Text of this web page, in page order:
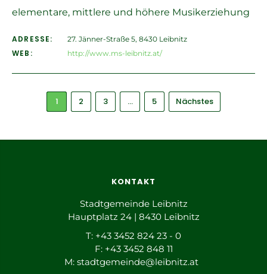
elementare, mittlere und höhere Musikerziehung
ADRESSE: 27. Jänner-Straße 5, 8430 Leibnitz
WEB: http://www.ms-leibnitz.at/
1 2 3 … 5 Nächstes
KONTAKT
Stadtgemeinde Leibnitz
Hauptplatz 24 | 8430 Leibnitz
T: +43 3452 824 23 - 0
F: +43 3452 848 11
M: stadtgemeinde@leibnitz.at